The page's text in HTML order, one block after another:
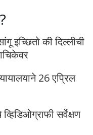
इच्छितो की दिल्लीची
26 एप्रिल
सर्वेक्षण